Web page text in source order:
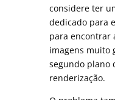
considere ter
dedicado para
para encontrar
imagens muito
segundo plano
renderização.